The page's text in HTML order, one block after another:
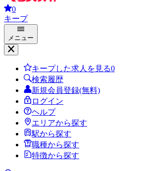
0
キープ
メニュー
キープした求人を見る0
検索履歴
新規会員登録(無料)
ログイン
ヘルプ
エリアから探す
駅から探す
職種から探す
特徴から探す